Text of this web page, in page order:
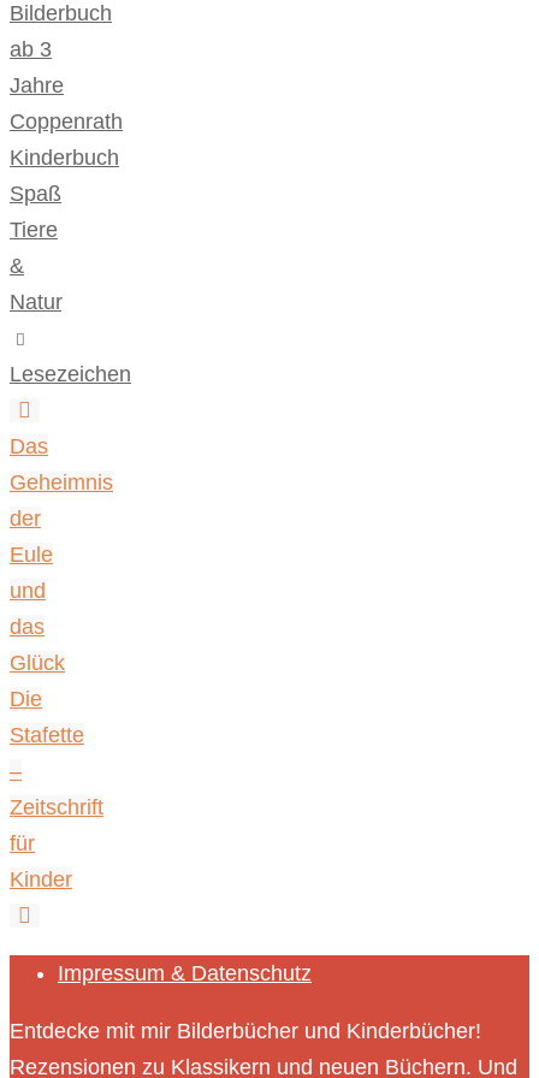
Bilderbuch
ab 3
Jahre
Coppenrath
Kinderbuch
Spaß
Tiere
&
Natur.
Lesezeichen
Das
Geheimnis
der
Eule
und
das
Glück
Die
Stafette
–
Zeitschrift
für
Kinder
Impressum & Datenschutz
Entdecke mit mir Bilderbücher und Kinderbücher!
Rezensionen zu Klassikern und neuen Büchern. Und